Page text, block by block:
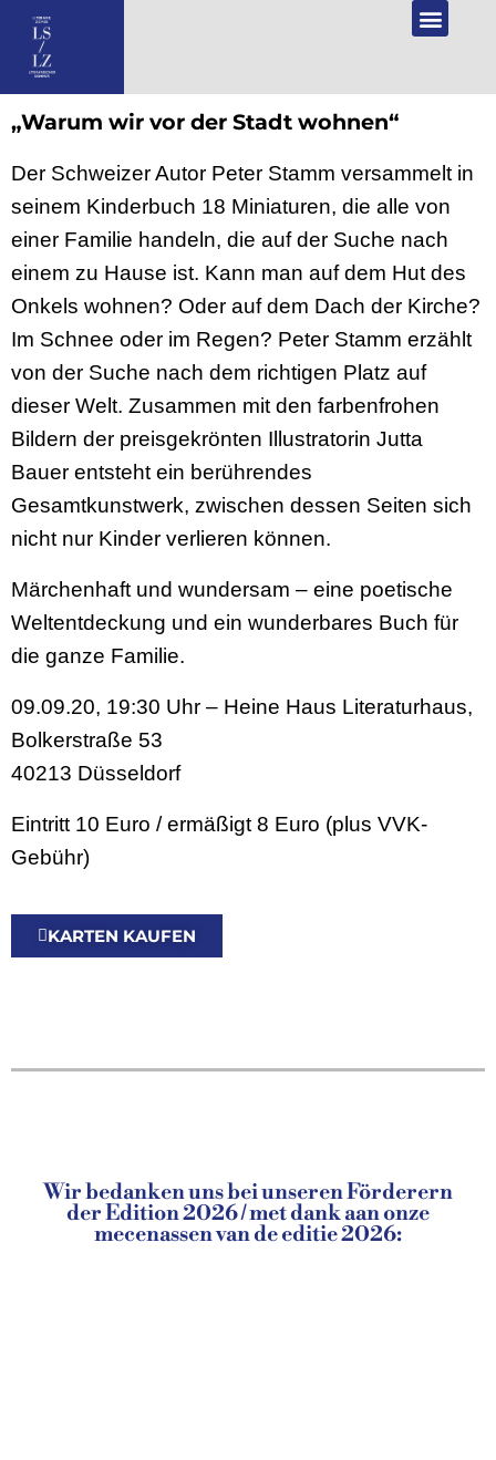
DE
„Warum wir vor der Stadt wohnen“
Der Schweizer Autor Peter Stamm versammelt in
seinem Kinderbuch 18 Miniaturen, die alle von
einer Familie handeln, die auf der Suche nach
einem zu Hause ist. Kann man auf dem Hut des
Onkels wohnen? Oder auf dem Dach der Kirche?
Im Schnee oder im Regen? Peter Stamm erzählt
von der Suche nach dem richtigen Platz auf
dieser Welt. Zusammen mit den farbenfrohen
Bildern der preisgekrönten Illustratorin Jutta
Bauer entsteht ein berührendes
Gesamtkunstwerk, zwischen dessen Seiten sich
nicht nur Kinder verlieren können.
Märchenhaft und wundersam – eine poetische
Weltentdeckung und ein wunderbares Buch für
die ganze Familie.
09.09.20, 19:30 Uhr – Heine Haus Literaturhaus,
Bolkerstraße 53
40213 Düsseldorf
Eintritt 10 Euro / ermäßigt 8 Euro (plus VVK-
Gebühr)
KARTEN KAUFEN
Wir bedanken uns bei unseren Förderern
der Edition 2026 / met dank aan onze
mecenassen van de editie 2026: